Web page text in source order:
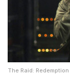
The Raid: